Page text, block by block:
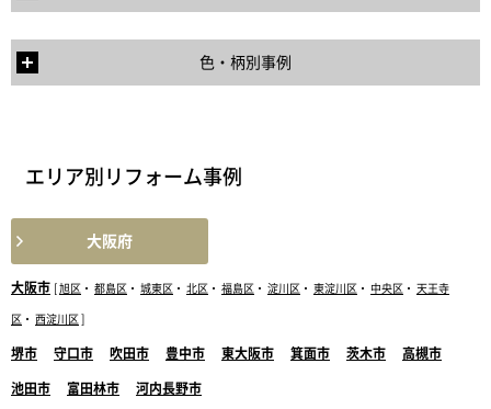
色・柄別事例
エリア別リフォーム事例
大阪府
大阪市 旭区 ・ 都島区 ・ 城東区 ・ 北区 ・ 福島区 ・ 淀川区 ・ 東淀川区 ・ 中央区 ・ 天王寺
区 ・ 西淀川区
堺市 守口市 吹田市 豊中市 東大阪市 箕面市 茨木市 高槻市
池田市 富田林市 河内長野市